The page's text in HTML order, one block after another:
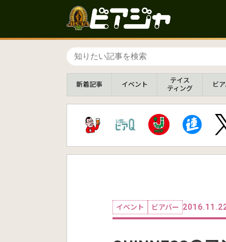
新着記事 イベント
テイス
ティング
ビ
イベント ビアバー